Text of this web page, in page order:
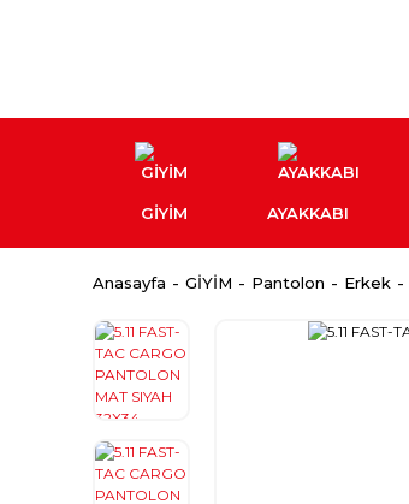
GİYİM AYAKKABI
Anasayfa GİYİM Pantolon Erkek